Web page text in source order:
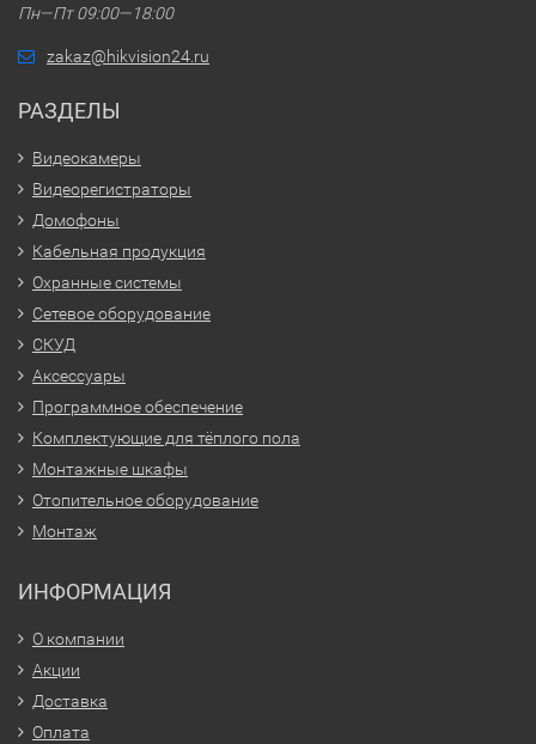
Пн—Пт 09:00—18:00
zakaz@hikvision24.ru
РАЗДЕЛЫ
Видеокамеры
Видеорегистраторы
Домофоны
Кабельная продукция
Охранные системы
Сетевое оборудование
СКУД
Аксессуары
Программное обеспечение
Комплектующие для тёплого пола
Монтажные шкафы
Отопительное оборудование
Монтаж
ИНФОРМАЦИЯ
О компании
Акции
Доставка
Оплата